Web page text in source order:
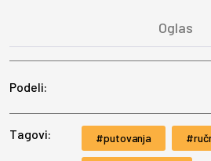
Podeli:
Tagovi: putovanja